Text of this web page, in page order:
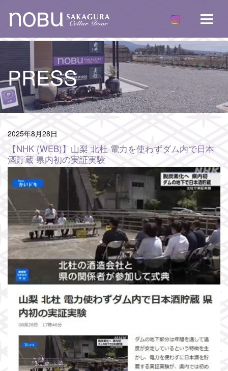
INTRODUCTION
ACCESS
TOPICS
PRODUCTS
CONTACT
PRESS
2025年8月28日
【NHK (WEB)】山梨 北杜 電力を使わずダム内で日本
酒貯蔵 県内初の実証実験